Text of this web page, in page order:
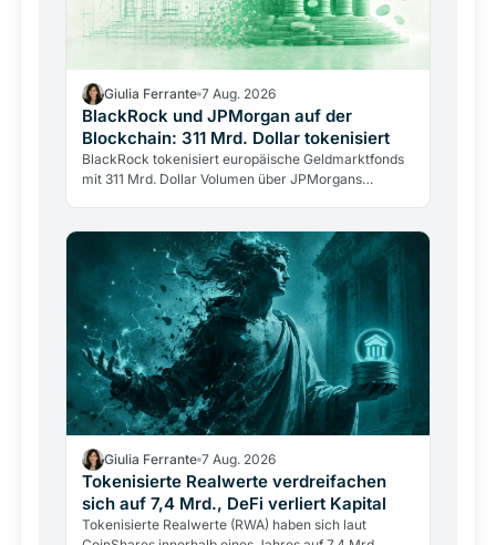
Giulia Ferrante 7 Aug. 2026
BlackRock und JPMorgan auf der
Blockchain: 311 Mrd. Dollar tokenisiert
BlackRock tokenisiert europäische Geldmarktfonds
mit 311 Mrd. Dollar Volumen über JPMorgans
Giulia Ferrante 7 Aug. 2026
Tokenisierte Realwerte verdreifachen
sich auf 7,4 Mrd., DeFi verliert Kapital
Tokenisierte Realwerte (RWA) haben sich laut